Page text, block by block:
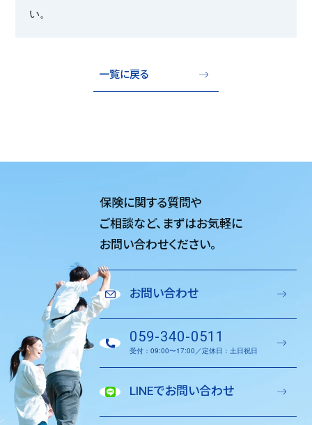
い。
一覧に戻る
保険に関する質問や
ご相談など、 まずはお気軽に
お問い合わせください。
お問い合わせ
059-340-0511
受付：09:00〜17:00／定休日：土日祝日
LINEでお問い合わせ